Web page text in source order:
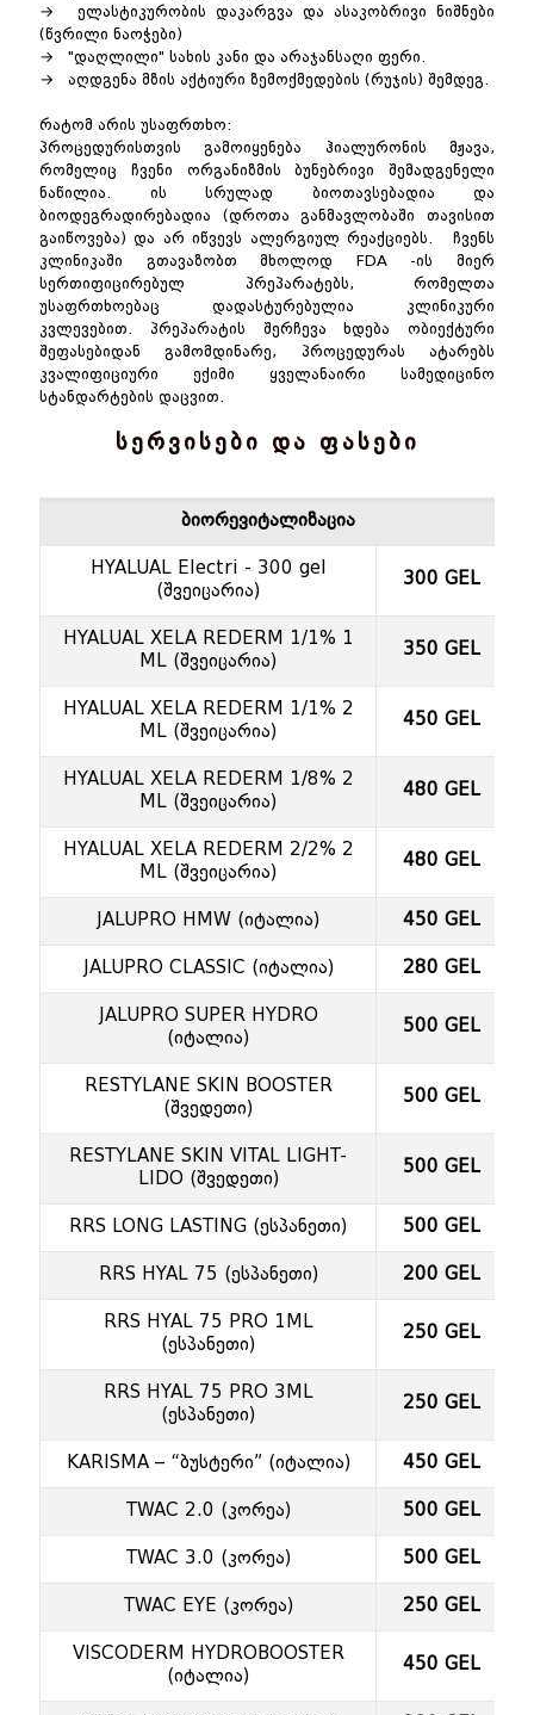
→ ელასტიკურობის დაკარგვა და ასაკობრივი ნიშნები
(წვრილი ნაოჭები)
→ "დაღლილი" სახის კანი და არაჯანსაღი ფერი.
→ აღდგენა მზის აქტიური ზემოქმედების (რუჯის) შემდეგ.
რატომ არის უსაფრთხო:
პროცედურისთვის გამოიყენება ჰიალურონის მჟავა,
რომელიც ჩვენი ორგანიზმის ბუნებრივი შემადგენელი
ნაწილია. ის სრულად ბიოთავსებადია და
ბიოდეგრადირებადია (დროთა განმავლობაში თავისით
გაიწოვება) და არ იწვევს ალერგიულ რეაქციებს. ჩვენს
კლინიკაში გთავაზობთ მხოლოდ FDA -ის მიერ
სერთიფიცირებულ პრეპარატებს, რომელთა
უსაფრთხოებაც დადასტურებულია კლინიკური
კვლევებით. პრეპარატის შერჩევა ხდება ობიექტური
შეფასებიდან გამომდინარე, პროცედურას ატარებს
კვალიფიციური ექიმი ყველანაირი სამედიცინო
სტანდარტების დაცვით.
სერვისები და ფასები
ბიორევიტალიზაცია
HYALUAL Electri - 300 gel
(შვეიცარია)
300 GEL
HYALUAL XELA REDERM 1/1% 1
ML (შვეიცარია)
350 GEL
HYALUAL XELA REDERM 1/1% 2
ML (შვეიცარია)
450 GEL
HYALUAL XELA REDERM 1/8% 2
ML (შვეიცარია)
480 GEL
HYALUAL XELA REDERM 2/2% 2
ML (შვეიცარია)
480 GEL
JALUPRO HMW (იტალია) 450 GEL
JALUPRO CLASSIC (იტალია) 280 GEL
JALUPRO SUPER HYDRO
(იტალია)
500 GEL
RESTYLANE SKIN BOOSTER
(შვედეთი)
500 GEL
RESTYLANE SKIN VITAL LIGHT-
LIDO (შვედეთი)
500 GEL
RRS LONG LASTING (ესპანეთი) 500 GEL
RRS HYAL 75 (ესპანეთი) 200 GEL
RRS HYAL 75 PRO 1ML
(ესპანეთი)
250 GEL
RRS HYAL 75 PRO 3ML
(ესპანეთი)
250 GEL
KARISMA – “ბუსტერი” (იტალია) 450 GEL
TWAC 2.0 (კორეა) 500 GEL
TWAC 3.0 (კორეა) 500 GEL
TWAC EYE (კორეა) 250 GEL
VISCODERM HYDROBOOSTER
(იტალია)
450 GEL